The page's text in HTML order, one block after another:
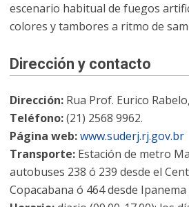
escenario habitual de fuegos
colores y tambores a ritmo de
Dirección y contacto
Dirección: Rua Prof. Eurico
Teléfono:(21) 2568 9962.
Página web:www.suderj.rj.gov.br
Transporte: Estación de metro
autobuses 238 ó 239 desde el
Copacabana ó 464 desde